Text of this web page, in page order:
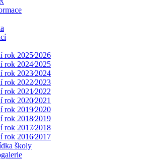
rok 2025⁄2026
rok 2024⁄2025
rok 2023⁄2024
rok 2022⁄2023
rok 2021⁄2022
rok 2020⁄2021
rok 2019⁄2020
rok 2018⁄2019
rok 2017⁄2018
rok 2016⁄2017
školy